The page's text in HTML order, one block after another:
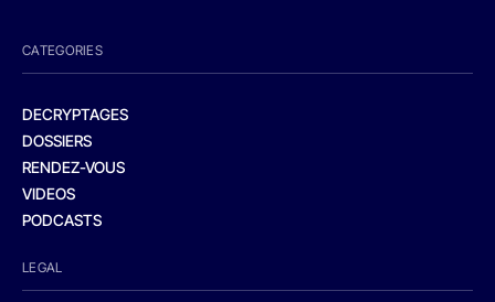
CATEGORIES
DECRYPTAGES
DOSSIERS
RENDEZ-VOUS
VIDEOS
PODCASTS
LEGAL